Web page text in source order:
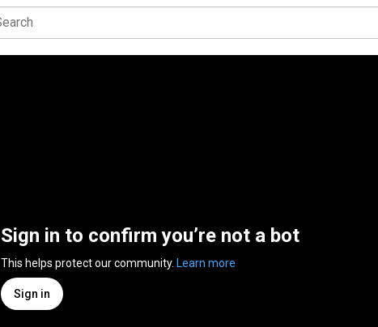
Sign in to confirm you’re not a bot
This helps protect our community. Learn more
Sign in